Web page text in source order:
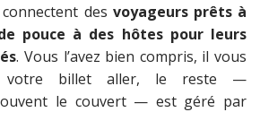
des voyageurs prêts à
pouce à des hôtes pour leurs
. Vous l’avez bien compris, il vous
votre billet aller, le reste —
le couvert — est géré par